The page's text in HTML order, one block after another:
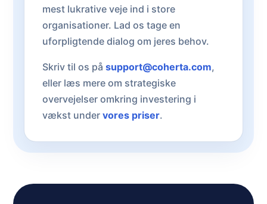
mest lukrative veje ind i store
organisationer. Lad os tage en
uforpligtende dialog om jeres behov.
Skriv til os på support@coherta.com,
eller læs mere om strategiske
overvejelser omkring investering i
vækst under vores priser.